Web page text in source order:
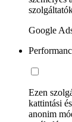
Google
Ezen
kattintási
anonim